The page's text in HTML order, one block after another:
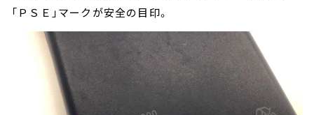
「ＰＳＥ」マークが安全の目印。